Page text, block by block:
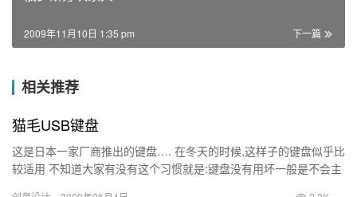
下一篇
2009年11月10日 1:35 pm
相关推荐
猫毛USB键盘
这是日本一家厂商推出的键盘…. 在冬天的时候,这样子的键盘似乎比
较适用 不知道大家有没有这个习惯就是:键盘没有用坏一般是不会主